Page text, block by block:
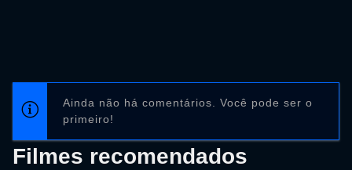
Ainda não há comentários. Você pode ser o
primeiro!
Filmes recomendados